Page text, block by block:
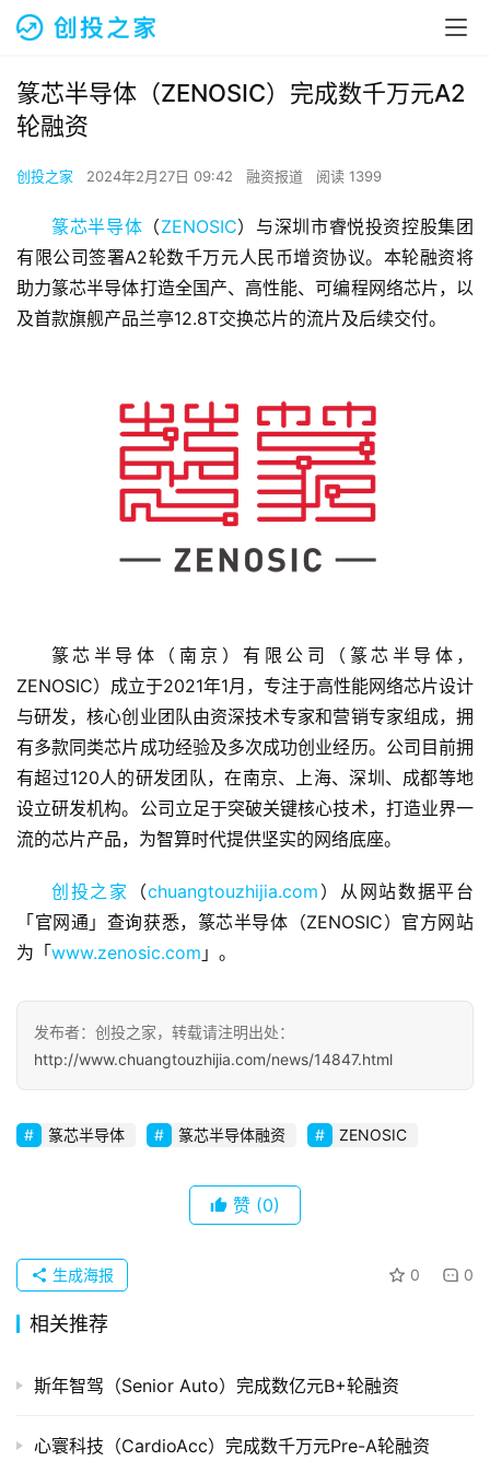
页
融
资
报
道
业
观
初
创
并
购
组
公
登录
投稿
篆芯半导体（ZENOSIC）完成数千万元A2
轮融资
创投之家 2024年2月27日 09:42 融资报道 阅读 1399
篆芯半导体 （ZENOSIC）与深圳市睿悦投资控股集团
有限公司签署A2轮数千万元人民币增资协议。本轮融资将
助力篆芯半导体打造全国产、高性能、可编程网络芯片，以
及首款旗舰产品兰亭12.8T交换芯片的流片及后续交付。
篆芯半导体（南京）有限公司（篆芯半导体，
ZENOSIC）成立于2021年1月，专注于高性能网络芯片设计
与研发，核心创业团队由资深技术专家和营销专家组成，拥
有多款同类芯片成功经验及多次成功创业经历。公司目前拥
有超过120人的研发团队，在南京、上海、深圳、成都等地
设立研发机构。公司立足于突破关键核心技术，打造业界一
流的芯片产品，为智算时代提供坚实的网络底座。
创投之家 （chuangtouzhijia.com ）从网站数据平台
「官网通」查询获悉，篆芯半导体（ZENOSIC）官方网站
为「www.zenosic.com 」。
发布者：创投之家，转载请注明出处：
http://www.chuangtouzhijia.com/news/14847.html
篆芯半导体 篆芯半导体融资 ZENOSIC
赞 (0)
0 0
生成海报
相关推荐
斯年智驾（Senior Auto）完成数亿元B+轮融资
心寰科技（CardioAcc）完成数千万元Pre-A轮融资